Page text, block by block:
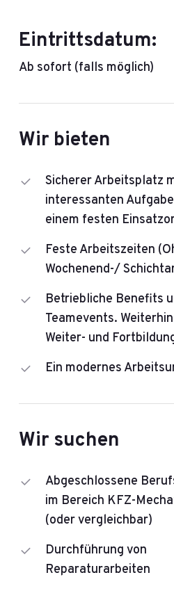
Eintrittsdatum:
Ab sofort (falls möglich)
Wir bieten
Sicherer Arbeitsplatz
interessanten
einem festen
Feste Arbeitszeiten
Wochenend-/
Betriebliche Benefits
Teamevents.
Weiter- und
Ein modernes
Wir suchen
Abgeschlossene
im Bereich KFZ-
(oder vergleichbar)
Durchführung von
Reparaturarbeiten